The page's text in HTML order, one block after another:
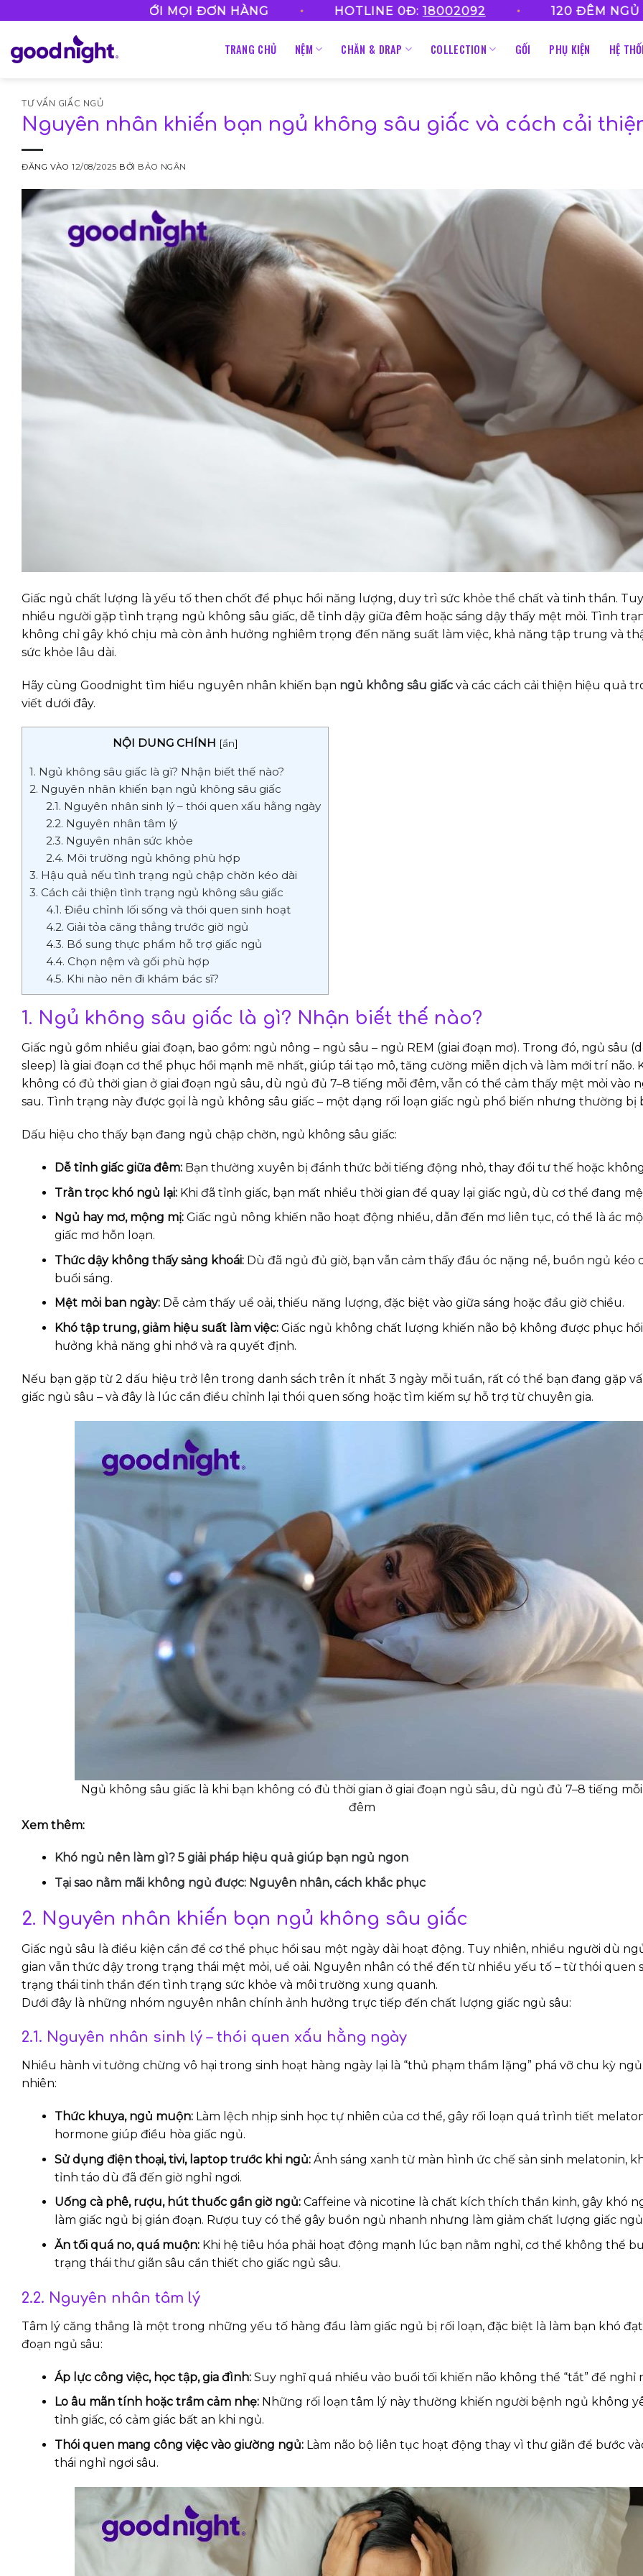
nội
dung
FREESHIP VỚI MỌI ĐƠN HÀNG • HOTLINE 0Đ:18002092 • 120 ĐÊM NGỦ THỬ •
TRANG CHỦ NỆM CHĂN & DRAP COLLECTION GỐI PHỤ KIỆN HỆ
TƯ VẤN GIẤC NGỦ
Nguyên nhân khiến bạn ngủ không sâu giấc và cách cải
ĐĂNG VÀO12/08/2025 BỞI BẢO NGÂN
Giấc ngủ chất lượng là yếu tố then chốt để phục hồi năng lượng, duy trì sức khỏe thể chất và tinh thần.
nhiều người gặp tình trạng ngủ không sâu giấc, dễ tỉnh dậy giữa đêm hoặc sáng dậy thấy mệt mỏi. Tình
không chỉ gây khó chịu mà còn ảnh hưởng nghiêm trọng đến năng suất làm việc, khả năng tập trung và
sức khỏe lâu dài.
Hãy cùng Goodnight tìm hiểu nguyên nhân khiến bạn ngủ không sâu giấc và các cách cải thiện hiệu quả
viết dưới đây.
NỘI DUNG CHÍNH [ẩn]
1. Ngủ không sâu giấc là gì? Nhận biết thế nào?
2. Nguyên nhân khiến bạn ngủ không sâu giấc
2.1. Nguyên nhân sinh lý – thói quen xấu hằng ngày
2.2. Nguyên nhân tâm lý
2.3. Nguyên nhân sức khỏe
2.4. Môi trường ngủ không phù hợp
3. Hậu quả nếu tình trạng ngủ chập chờn kéo dài
3. Cách cải thiện tình trạng ngủ không sâu giấc
4.1. Điều chỉnh lối sống và thói quen sinh hoạt
4.2. Giải tỏa căng thẳng trước giờ ngủ
4.3. Bổ sung thực phẩm hỗ trợ giấc ngủ
4.4. Chọn nệm và gối phù hợp
4.5. Khi nào nên đi khám bác sĩ?
1. Ngủ không sâu giấc là gì? Nhận biết thế nào?
Giấc ngủ gồm nhiều giai đoạn, bao gồm: ngủ nông – ngủ sâu – ngủ REM (giai đoạn mơ). Trong đó, ngủ sâu
sleep) là giai đoạn cơ thể phục hồi mạnh mẽ nhất, giúp tái tạo mô, tăng cường miễn dịch và làm mới trí não.
không có đủ thời gian ở giai đoạn ngủ sâu, dù ngủ đủ 7–8 tiếng mỗi đêm, vẫn có thể cảm thấy mệt mỏi vào
sau. Tình trạng này được gọi là ngủ không sâu giấc – một dạng rối loạn giấc ngủ phổ biến nhưng thường bị
Dấu hiệu cho thấy bạn đang ngủ chập chờn, ngủ không sâu giấc:
Dễ tỉnh giấc giữa đêm: Bạn thường xuyên bị đánh thức bởi tiếng động nhỏ, thay đổi tư thế hoặc
Trằn trọc khó ngủ lại:Khi đã tỉnh giấc, bạn mất nhiều thời gian để quay lại giấc ngủ, dù cơ thể đang
Ngủ hay mơ, mộng mị: Giấc ngủ nông khiến não hoạt động nhiều, dẫn đến mơ liên tục, có thể là ác
giấc mơ hỗn loạn.
Thức dậy không thấy sảng khoái:Dù đã ngủ đủ giờ, bạn vẫn cảm thấy đầu óc nặng nề, buồn ngủ kéo
buổi sáng.
Mệt mỏi ban ngày: Dễ cảm thấy uể oải, thiếu năng lượng, đặc biệt vào giữa sáng hoặc đầu giờ chiều.
Khó tập trung, giảm hiệu suất làm việc:Giấc ngủ không chất lượng khiến não bộ không được phục
hưởng khả năng ghi nhớ và ra quyết định.
Nếu bạn gặp từ 2 dấu hiệu trở lên trong danh sách trên ít nhất 3 ngày mỗi tuần, rất có thể bạn đang gặp
giấc ngủ sâu – và đây là lúc cần điều chỉnh lại thói quen sống hoặc tìm kiếm sự hỗ trợ từ chuyên gia.
Ngủ không sâu giấc là khi bạn không có đủ thời gian ở giai đoạn ngủ sâu, dù ngủ đủ 7–8 tiếng mỗi
đêm
Xem thêm:
Khó ngủ nên làm gì? 5 giải pháp hiệu quả giúp bạn ngủ ngon
Tại sao nằm mãi không ngủ được: Nguyên nhân, cách khắc phục
2. Nguyên nhân khiến bạn ngủ không sâu giấc
Giấc ngủ sâu là điều kiện cần để cơ thể phục hồi sau một ngày dài hoạt động. Tuy nhiên, nhiều người dù
gian vẫn thức dậy trong trạng thái mệt mỏi, uể oải. Nguyên nhân có thể đến từ nhiều yếu tố – từ thói quen
trạng thái tinh thần đến tình trạng sức khỏe và môi trường xung quanh.
Dưới đây là những nhóm nguyên nhân chính ảnh hưởng trực tiếp đến chất lượng giấc ngủ sâu:
2.1. Nguyên nhân sinh lý – thói quen xấu hằng ngày
Nhiều hành vi tưởng chừng vô hại trong sinh hoạt hàng ngày lại là “thủ phạm thầm lặng” phá vỡ chu kỳ
nhiên:
Thức khuya, ngủ muộn:Làm lệch nhịp sinh học tự nhiên của cơ thể, gây rối loạn quá trình tiết
hormone giúp điều hòa giấc ngủ.
Sử dụng điện thoại, tivi, laptop trước khi ngủ:Ánh sáng xanh từ màn hình ức chế sản sinh melatonin,
tỉnh táo dù đã đến giờ nghỉ ngơi.
Uống cà phê, rượu, hút thuốc gần giờ ngủ:Caffeine và nicotine là chất kích thích thần kinh, gây khó
làm giấc ngủ bị gián đoạn. Rượu tuy có thể gây buồn ngủ nhanh nhưng làm giảm chất lượng giấc ngủ
Ăn tối quá no, quá muộn: Khi hệ tiêu hóa phải hoạt động mạnh lúc bạn nằm nghỉ, cơ thể không thể
trạng thái thư giãn sâu cần thiết cho giấc ngủ sâu.
2.2. Nguyên nhân tâm lý
Tâm lý căng thẳng là một trong những yếu tố hàng đầu làm giấc ngủ bị rối loạn, đặc biệt là làm bạn khó
đoạn ngủ sâu:
Áp lực công việc, học tập, gia đình:Suy nghĩ quá nhiều vào buổi tối khiến não không thể “tắt” để nghỉ
Lo âu mãn tính hoặc trầm cảm nhẹ: Những rối loạn tâm lý này thường khiến người bệnh ngủ không
tỉnh giấc, có cảm giác bất an khi ngủ.
Thói quen mang công việc vào giường ngủ: Làm não bộ liên tục hoạt động thay vì thư giãn để bước
thái nghỉ ngơi sâu.